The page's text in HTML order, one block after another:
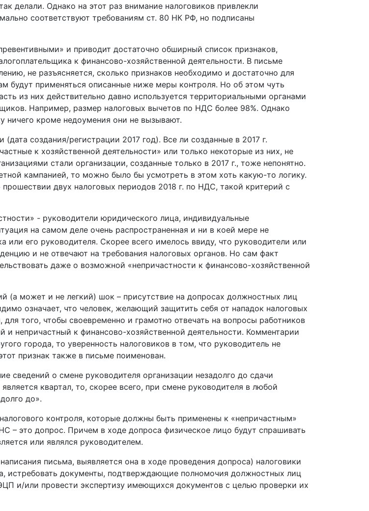
делали. Однако на этот раз внимание налоговиков привлекли
соответствуют требованиям ст. 80 НК РФ, но подписаны
и приводит достаточно обширный список признаков,
к финансово-хозяйственной деятельности. В письме
не разъясняется, сколько признаков необходимо и достаточно для
будут применяться описанные ниже меры контроля. Но об этом чуть
из них действительно давно используется территориальными органами
Например, размер налоговых вычетов по НДС более 98%. Однако
ничего кроме недоумения они не вызывают.
создания/регистрации 2017 год). Все ли созданные в 2017 г.
к хозяйственной деятельности» или только некоторые из них, не
стали организации, созданные только в 2017 г., тоже непонятно.
кампанией, то можно было бы усмотреть в этом хоть какую-то логику.
двух налоговых периодов 2018 г. по НДС, такой критерий с
- руководители юридического лица, индивидуальные
на самом деле очень распространенная и ни в коей мере не
или его руководителя. Скорее всего имелось ввиду, что руководители или
и не отвечают на требования налоговых органов. Но сам факт
даже о возможной «непричастности к финансово-хозяйственной
(а может и не легкий) шок – присутствие на допросах должностных лиц
означает, что человек, желающий защитить себя от нападок налоговых
того, чтобы своевременно и грамотно отвечать на вопросы работников
непричастный к финансово-хозяйственной деятельности. Комментарии
города, то уверенность налоговиков в том, что руководитель не
признак также в письме поименован.
сведений о смене руководителя организации незадолго до сдачи
квартал, то, скорее всего, при смене руководителя в любой
до».
контроля, которые должны быть применены к «непричастным»
– это допрос. Причем в ходе допроса физическое лицо будут спрашивать
или являлся руководителем.
письма, выявляется она в ходе проведения допроса) налоговики
истребовать документы, подтверждающие полномочия должностных лиц
и/или провести экспертизу имеющихся документов с целью проверки их